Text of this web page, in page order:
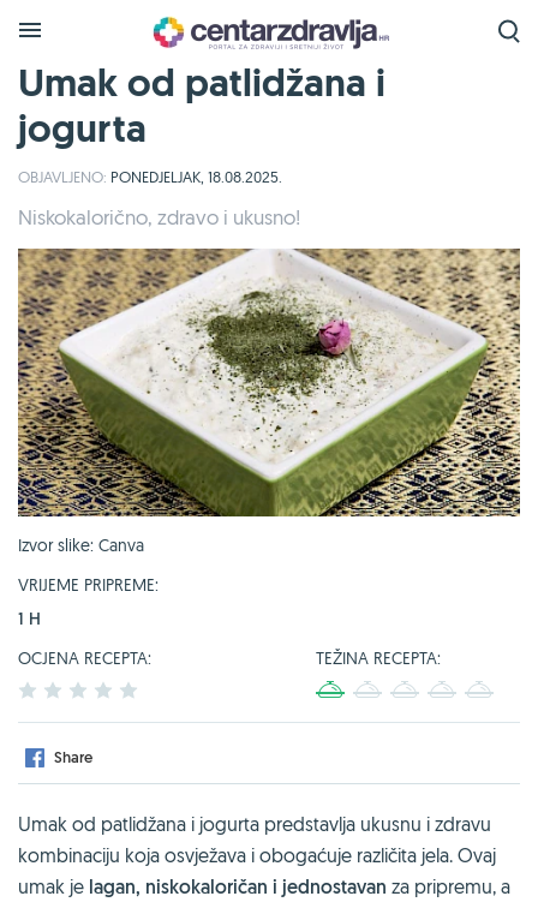
Umak od patlidžana i
jogurta
OBJAVLJENO: PONEDJELJAK, 18.08.2025.
Niskokalorično, zdravo i ukusno!
Izvor slike: Canva
VRIJEME PRIPREME:
1 H
OCJENA RECEPTA:
2 3 4
TEŽINA RECEPTA:
4
Share
Umak od patlidžana i jogurta predstavlja ukusnu i zdravu
kombinaciju koja osvježava i obogaćuje različita jela. Ovaj
umak je lagan, niskokaloričan i jednostavan za pripremu, a